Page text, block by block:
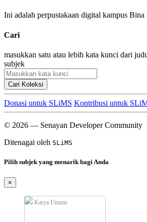
Ini adalah perpustakaan digital kampus Bina
Cari
masukkan satu atau lebih kata kunci dari
subjek
Cari Koleksi
Donasi untuk SLiMS Kontribusi untuk
© 2026 — Senayan Developer Community
Ditenagai oleh SLiMS
Pilih subjek yang menarik bagi Anda
×
Karya Umum